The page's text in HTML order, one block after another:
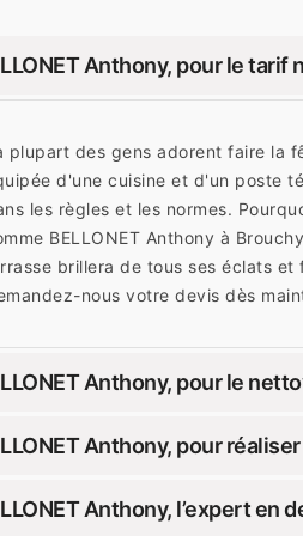
Anthony, pour le
plupart des gens adorent faire la
d'une cuisine et d'un poste
les règles et les normes.
BELLONET Anthony à
brillera de tous ses éclats
nous votre devis dès
Anthony, pour le
Anthony, pour
Anthony, l’expert en